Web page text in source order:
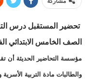
تحضير المستقبل درس
الصف الخامس الابتدائي
مؤسسة التحاضير الحديثة أن
والطالبات مادة التربية